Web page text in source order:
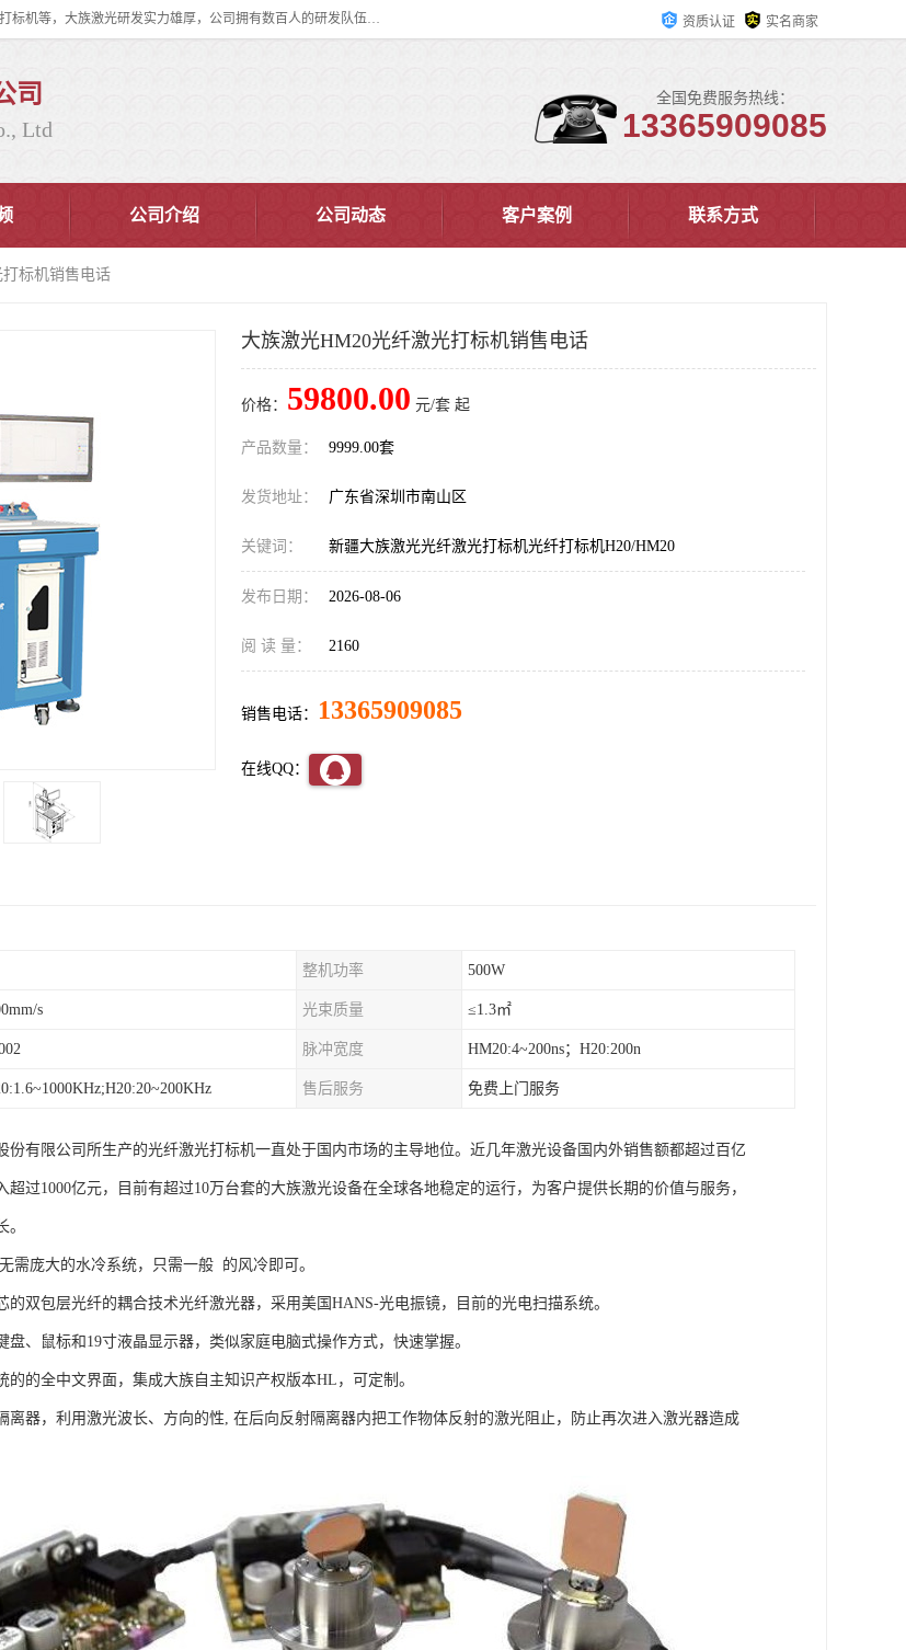
大族激光科技产业集团股份有限公司主营产品：大族激光光纤打标机、大族激光紫外打标机等，大族激光研发实力雄厚，公司拥有数百人的研发队伍，目前具有多项国际发明和国内、计算机软件着作权，多项核心技术处于国际成员之一水平，是世界上仅有的几家拥有"紫外激光"的公司之一。 资质认证 实名商家
司
Ltd
全国免费服务热线：
13365909085
公司介绍 公司动态 客户案例 联系方式
标机销售电话
大族激光HM20光纤激光打标机销售电话
价格： 59800.00 元/套 起
产品数量： 9999.00套
发货地址： 广东省深圳市南山区
关键词： 新疆大族激光光纤激光打标机光纤打标机H20/HM20
发布日期： 2026-08-06
阅 读 量： 2160
销售电话： 13365909085
在线QQ：
整机功率 500W
s 光束质量 ≤1.3㎡
脉冲宽度 HM20:4~200ns；H20:200n
售后服务 免费上门服务
份有限公司所生产的光纤激光打标机一直处于国内市场的主导地位。近几年激光设备国内外销售额都超过百亿
超过1000亿元，目前有超过10万台套的大族激光设备在全球各地稳定的运行，为客户提供长期的价值与服务，
需庞大的水冷系统，只需一般 的风冷即可。
的双包层光纤的耦合技术光纤激光器，采用美国HANS-光电振镜，目前的光电扫描系统。
盘、鼠标和19寸液晶显示器，类似家庭电脑式操作方式，快速掌握。
的的全中文界面，集成大族自主知识产权版本HL，可定制。
离器，利用激光波长、方向的性, 在后向反射隔离器内把工作物体反射的激光阻止，防止再次进入激光器造成